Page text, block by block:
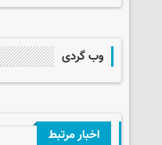
وب گردی
اخبار مرتبط